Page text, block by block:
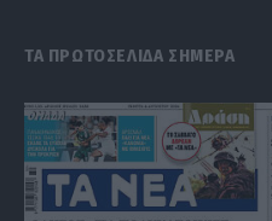
ΤΑ ΠΡΩΤΟΣΕΛΙΔΑ ΣΗΜΕΡΑ